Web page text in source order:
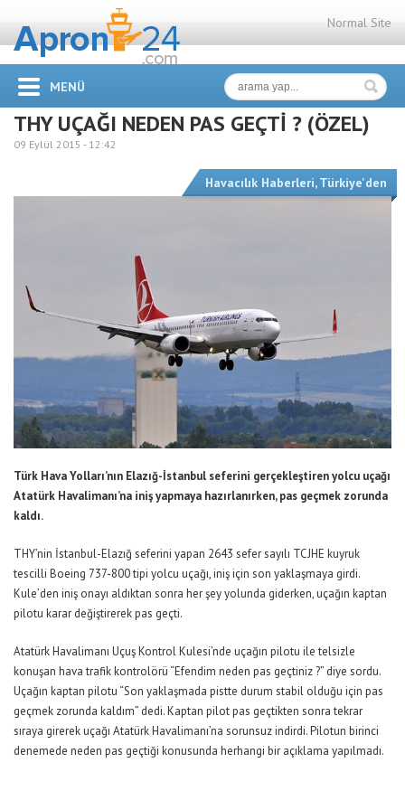
Normal Site
MENÜ
THY UÇAĞI NEDEN PAS GEÇTİ ? (ÖZEL)
09 Eylül 2015 - 12:42
Havacılık Haberleri,Türkiye'den
Türk Hava Yolları’nın Elazığ-İstanbul seferini gerçekleştiren yolcu uçağı
Atatürk Havalimanı’na iniş yapmaya hazırlanırken, pas geçmek zorunda
kaldı.
THY’nin İstanbul-Elazığ seferini yapan 2643 sefer sayılı TCJHE kuyruk
tescilli Boeing 737-800 tipi yolcu uçağı, iniş için son yaklaşmaya girdi.
Kule’den iniş onayı aldıktan sonra her şey yolunda giderken, uçağın kaptan
pilotu karar değiştirerek pas geçti.
Atatürk Havalimanı Uçuş Kontrol Kulesi’nde uçağın pilotu ile telsizle
konuşan hava trafik kontrolörü “Efendim neden pas geçtiniz ?” diye sordu.
Uçağın kaptan pilotu “Son yaklaşmada pistte durum stabil olduğu için pas
geçmek zorunda kaldım” dedi. Kaptan pilot pas geçtikten sonra tekrar
sıraya girerek uçağı Atatürk Havalimanı’na sorunsuz indirdi. Pilotun birinci
denemede neden pas geçtiği konusunda herhangi bir açıklama yapılmadı.